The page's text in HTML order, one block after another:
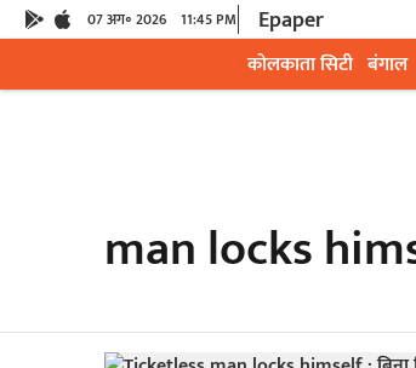
07 अग॰ 2026 11:45 PM Epaper
कोलकाता सिटी बंगाल
man locks